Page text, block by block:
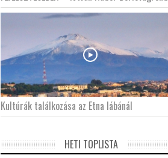
Kultúrák találkozása az Etna lábánál
HETI TOPLISTA